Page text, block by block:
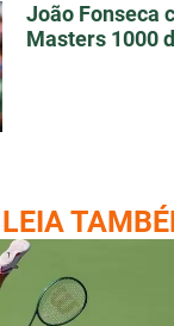
João Fonseca
Masters 1000
LEIA